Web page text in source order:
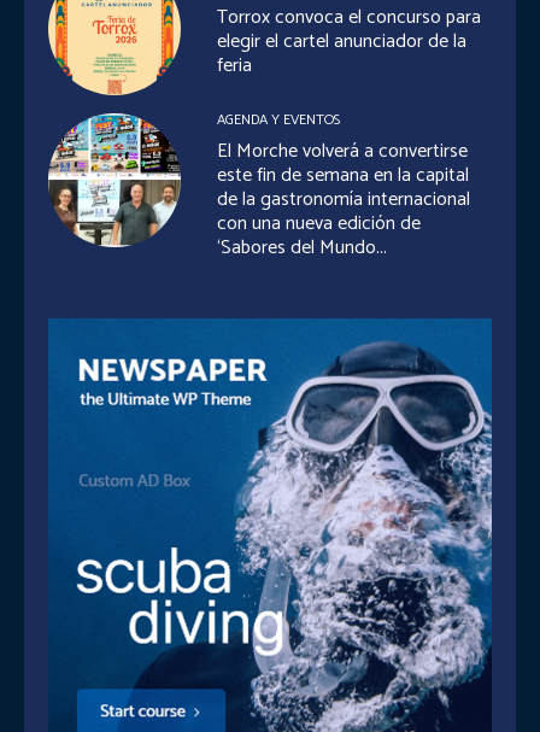
Torrox convoca el concurso para
elegir el cartel anunciador de la
feria
AGENDA Y EVENTOS
El Morche volverá a convertirse
este fin de semana en la capital
de la gastronomía internacional
con una nueva edición de
‘Sabores del Mundo...